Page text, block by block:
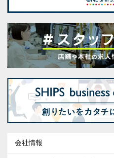
会社情報